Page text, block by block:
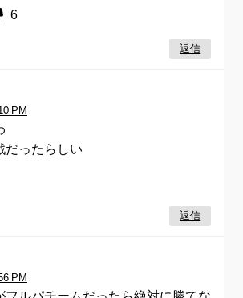
6
返信
PM
だったらしい
返信
PM